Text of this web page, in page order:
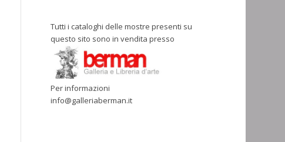
Tutti i cataloghi delle mostre presenti su
questo sito sono in vendita presso
Per informazioni
info@galleriaberman.it